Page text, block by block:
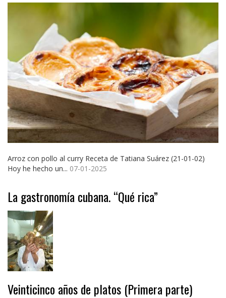
Arroz con pollo al curry Receta de Tatiana Suárez (21-01-02)
Hoy he hecho un... 07-01-2025
La gastronomía cubana. “Qué rica”
Veinticinco años de platos (Primera parte)